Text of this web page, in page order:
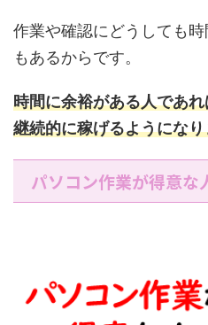
作業や確認にどうしても
もあるからです。
時間に余裕がある人であ
継続的に稼げるようにな
パソコン作業が得意な